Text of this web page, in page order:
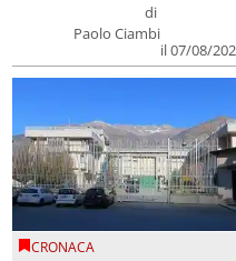
di
Paolo Ciambi
il 07/08/
CRONACA